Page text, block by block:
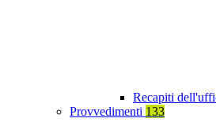
Recapiti
Provvedimenti 133